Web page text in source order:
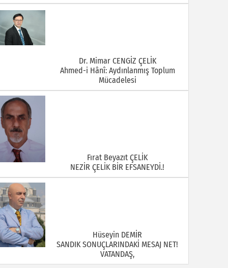
Dr. Mimar CENGİZ ÇELİK
Ahmed-i Hânî: Aydınlanmış Toplum
Mücadelesi
Fırat Beyazıt ÇELİK
NEZİR ÇELİK BİR EFSANEYDİ.!
Hüseyin DEMİR
SANDIK SONUÇLARINDAKİ MESAJ NET!
VATANDAŞ,